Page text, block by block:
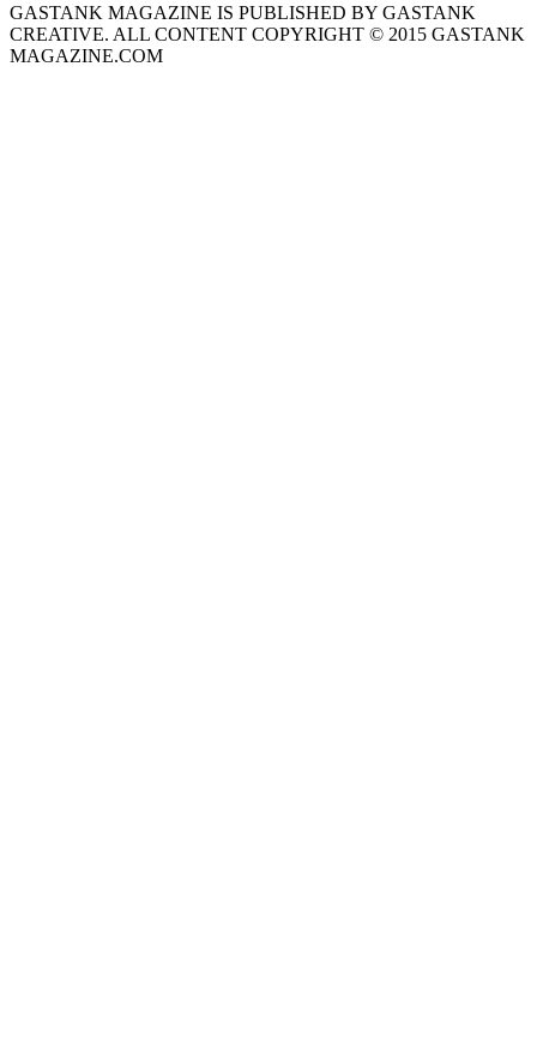
GASTANK MAGAZINE IS PUBLISHED BY GASTANK
CREATIVE. ALL CONTENT COPYRIGHT © 2015 GASTANK
MAGAZINE.COM